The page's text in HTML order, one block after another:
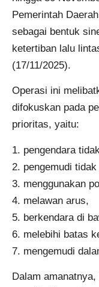
Pemerintah
sebagai bentuk
ketertiban lalu
(17/11/2025).
Operasi ini
difokuskan pada
prioritas, yaitu:
1. pengendara
2. pengemudi
3. menggunakan
4. melawan arus,
5. berkendara di
6. melebihi batas
7. mengemudi
Dalam